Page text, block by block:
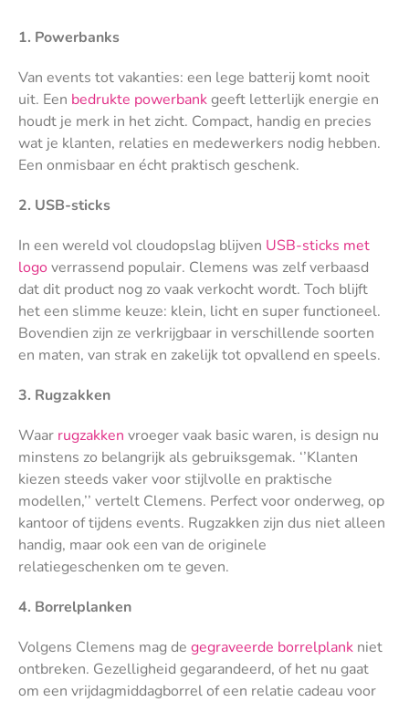
1. Powerbanks
Van events tot vakanties: een lege batterij komt nooit
uit. Een bedrukte powerbankgeeft letterlijk energie en
houdt je merk in het zicht. Compact, handig en precies
wat je klanten, relaties en medewerkers nodig hebben.
Een onmisbaar en écht praktisch geschenk.
2. USB-sticks
In een wereld vol cloudopslag blijven USB-sticks met
logoverrassend populair. Clemens was zelf verbaasd
dat dit product nog zo vaak verkocht wordt. Toch blijft
het een slimme keuze: klein, licht en super functioneel.
Bovendien zijn ze verkrijgbaar in verschillende soorten
en maten, van strak en zakelijk tot opvallend en speels.
3. Rugzakken
Waar rugzakken vroeger vaak basic waren, is design nu
minstens zo belangrijk als gebruiksgemak. ‘’Klanten
kiezen steeds vaker voor stijlvolle en praktische
modellen,’’ vertelt Clemens. Perfect voor onderweg, op
kantoor of tijdens events. Rugzakken zijn dus niet alleen
handig, maar ook een van de originele
relatiegeschenken om te geven.
4. Borrelplanken
Volgens Clemens mag de gegraveerde borrelplank niet
ontbreken. Gezelligheid gegarandeerd, of het nu gaat
om een vrijdagmiddagborrel of een relatie cadeau voor